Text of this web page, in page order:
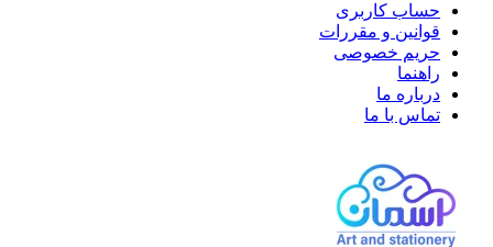
حساب کاربری
قوانین و مقررات
حریم خصوصی
راهنما
درباره ما
تماس با ما